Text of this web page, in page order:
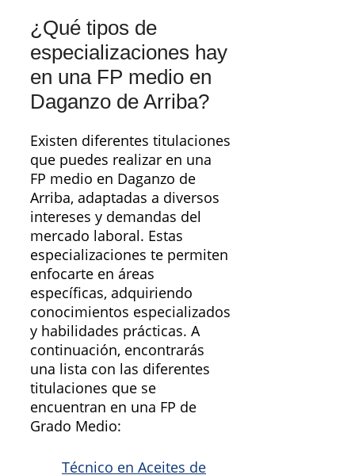
¿Qué tipos de
especializaciones hay
en una FP medio en
Daganzo de Arriba?
Existen diferentes titulaciones
que puedes realizar en una
FP medio en Daganzo de
Arriba, adaptadas a diversos
intereses y demandas del
mercado laboral. Estas
especializaciones te permiten
enfocarte en áreas
específicas, adquiriendo
conocimientos especializados
y habilidades prácticas. A
continuación, encontrarás
una lista con las diferentes
titulaciones que se
encuentran en una FP de
Grado Medio:
Técnico en Aceites de